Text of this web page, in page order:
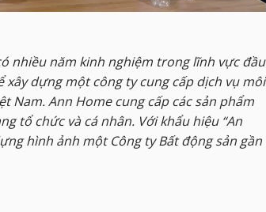
nhiều năm kinh nghiệm trong lĩnh vực đầu
dựng một công ty cung cấp dịch vụ môi
Nam. Ann Home cung cấp các sản phẩm
tổ chức và cá nhân. Với khẩu hiệu “An
hình ảnh một Công ty Bất động sản gần